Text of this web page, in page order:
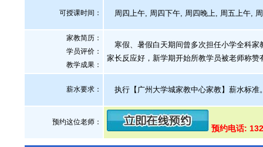
可授课时间： 周四上午, 周四下午, 周四晚上, 周五上午,
家教简历：
学员评价：
教学成果：
寒假、暑假白天期间曾多次担任小学全科家
家长反应好，新学期开始所教学员被老师称赞
薪水要求： 执行【广州大学城家教中心家教】薪水标准
预约这位老师：
预约电话: